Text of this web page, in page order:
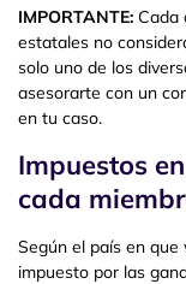
IMPORTANTE: Cada
estatales no
solo uno de los
asesorarte con un
en tu caso.
Impuestos
cada
Según el país en
impuesto por las